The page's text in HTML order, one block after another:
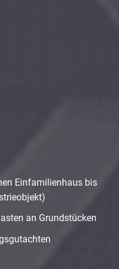
Einfamilienhaus bis
an Grundstücken